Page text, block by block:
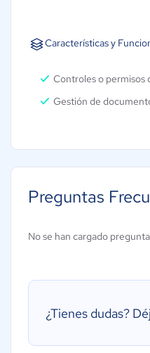
Características y
Controles o permisos
Gestión de
Preguntas
No se han cargado
¿Tienes dudas?